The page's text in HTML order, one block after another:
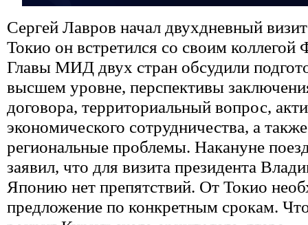
Сергей Лавров начал двухдневный
Токио он встретился со своим
Главы МИД двух стран обсудили
высшем уровне, перспективы
договора, территориальный вопрос,
экономического сотрудничества, а
региональные проблемы. Накануне
заявил, что для визита президента
Японию нет препятствий. От Токио
предложение по конкретным срокам.